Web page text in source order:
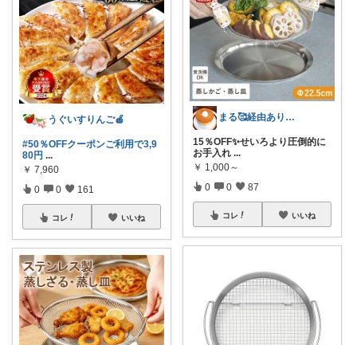
うぐいすりんご🍎
#50％OFFクーポンご利用で3,9
80円 ...
￥ 7,960
0 0 161
コレ いいね
まる🥰経由ありがとうございます💕✨
15％OFF✨️せいろより圧倒的に
お手入れ ...
￥ 1,000～
0 0 87
コレ いいね